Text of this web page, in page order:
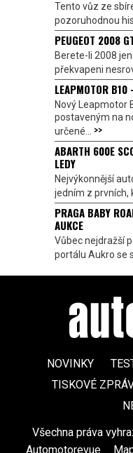
Tento vůz ze
pozoruhodnou
PEUGEOT 2008
Berete-li 2008
překvapeni
LEAPMOTOR B10
Nový Leapmotor
postaveným na
určené... >>
ABARTH 600E
LEDY
Nejvýkonnější
jedním z prvních,
PRAGA BABY
AUKCE
Vůbec nejdražší
portálu Aukro se
NOVINKY
TISKOVÉ
Všechna práva
Automotorevue